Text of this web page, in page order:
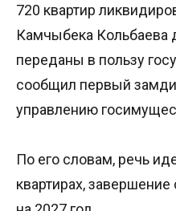
720 квартир
Камчыбека Кольбаева
переданы в пользу
сообщил первый
управлению
По его словам, речь
квартирах,